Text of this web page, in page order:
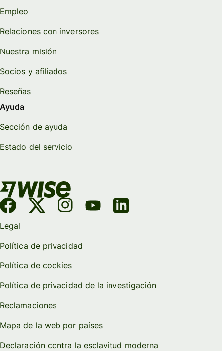
Empleo
Relaciones con inversores
Nuestra misión
Socios y afiliados
Reseñas
Ayuda
Sección de ayuda
Estado del servicio
Legal
Política de privacidad
Política de cookies
Política de privacidad de la investigación
Reclamaciones
Mapa de la web por países
Declaración contra la esclavitud moderna